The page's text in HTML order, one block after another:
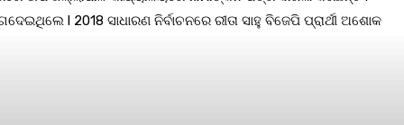
l 2018 ସାଧାରଣ ନିର୍ବାଚନରେ ରୀତା ସାହୁ ବିଜେପି ପ୍ରାର୍ଥୀ ଅଶୋକ